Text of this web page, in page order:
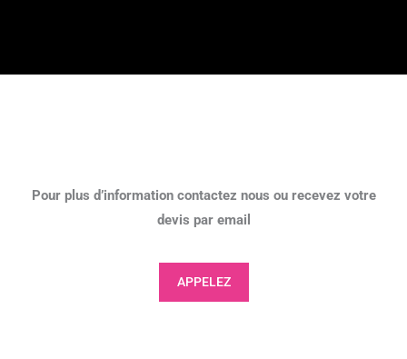
Pour plus d’information contactez nous ou recevez votre
devis par email
APPELEZ